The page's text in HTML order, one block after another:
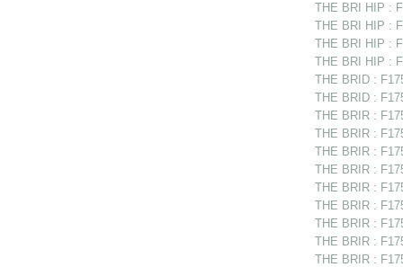
THE BRI HIP :
THE BRI HIP :
THE BRI HIP :
THE BRI HIP :
THE BRID :
THE BRID :
THE BRIR :
THE BRIR :
THE BRIR :
THE BRIR :
THE BRIR :
THE BRIR :
THE BRIR :
THE BRIR :
THE BRIR :